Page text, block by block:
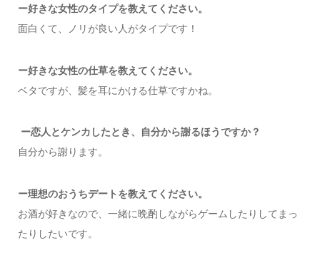
ー好きな女性のタイプを教えてください。
面白くて、ノリが良い人がタイプです！
ー好きな女性の仕草を教えてください。
ベタですが、髪を耳にかける仕草ですかね。
ー恋人とケンカしたとき、自分から謝るほうですか？
自分から謝ります。
ー理想のおうちデートを教えてください。
お酒が好きなので、一緒に晩酌しながらゲームしたりしてまっ
たりしたいです。